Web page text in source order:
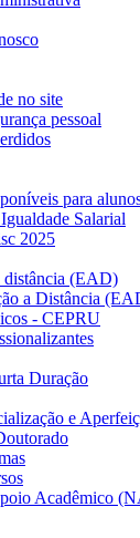
no site
pessoal
para
Salarial
2025
distância (EAD)
a Distância
- CEPRU
Duração
e
Acadêmico